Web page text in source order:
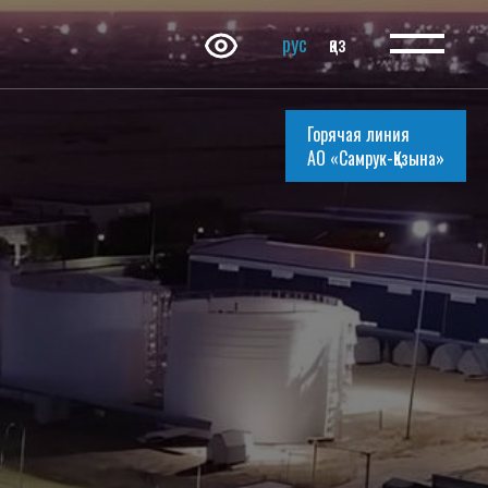
Горячая линия
АО «Самрук-Қазына»
рус қаз